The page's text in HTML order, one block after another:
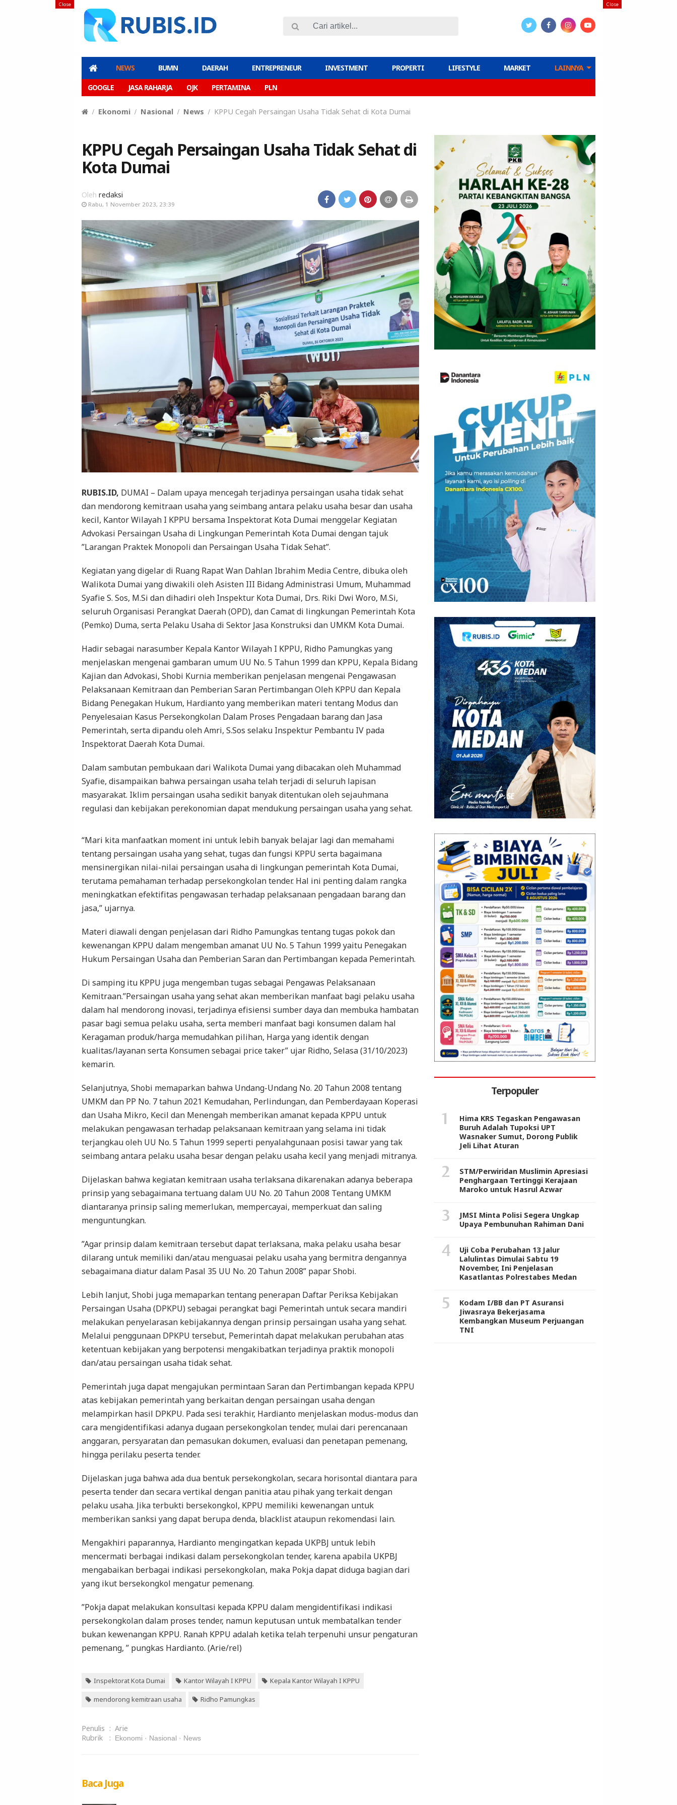
NEWS BUMN DAERAH ENTREPRENEUR INVESTMENT PROPERTI LIFESTYLE MARKET LAINNYA
GOOGLE JASA RAHARJA OJK PERTAMINA PLN
Close
Close
Ekonomi Nasional News KPPU Cegah Persaingan Usaha Tidak Sehat di Kota Dumai
KPPU Cegah Persaingan Usaha Tidak Sehat di
Kota Dumai
Oleh redaksi
Rabu, 1 November 2023, 23:39
RUBIS.ID, DUMAI – Dalam upaya mencegah terjadinya persaingan usaha tidak sehat
dan mendorong kemitraan usaha yang seimbang antara pelaku usaha besar dan usaha
kecil, Kantor Wilayah I KPPU bersama Inspektorat Kota Dumai menggelar Kegiatan
Advokasi Persaingan Usaha di Lingkungan Pemerintah Kota Dumai dengan tajuk
”Larangan Praktek Monopoli dan Persaingan Usaha Tidak Sehat”.
Kegiatan yang digelar di Ruang Rapat Wan Dahlan Ibrahim Media Centre, dibuka oleh
Walikota Dumai yang diwakili oleh Asisten III Bidang Administrasi Umum, Muhammad
Syafie S. Sos, M.Si dan dihadiri oleh Inspektur Kota Dumai, Drs. Riki Dwi Woro, M.Si,
seluruh Organisasi Perangkat Daerah (OPD), dan Camat di lingkungan Pemerintah Kota
(Pemko) Duma, serta Pelaku Usaha di Sektor Jasa Konstruksi dan UMKM Kota Dumai.
Hadir sebagai narasumber Kepala Kantor Wilayah I KPPU, Ridho Pamungkas yang
menjelaskan mengenai gambaran umum UU No. 5 Tahun 1999 dan KPPU, Kepala Bidang
Kajian dan Advokasi, Shobi Kurnia memberikan penjelasan mengenai Pengawasan
Pelaksanaan Kemitraan dan Pemberian Saran Pertimbangan Oleh KPPU dan Kepala
Bidang Penegakan Hukum, Hardianto yang memberikan materi tentang Modus dan
Penyelesaian Kasus Persekongkolan Dalam Proses Pengadaan barang dan Jasa
Pemerintah, serta dipandu oleh Amri, S.Sos selaku Inspektur Pembantu IV pada
Inspektorat Daerah Kota Dumai.
Dalam sambutan pembukaan dari Walikota Dumai yang dibacakan oleh Muhammad
Syafie, disampaikan bahwa persaingan usaha telah terjadi di seluruh lapisan
masyarakat. Iklim persaingan usaha sedikit banyak ditentukan oleh sejauhmana
regulasi dan kebijakan perekonomian dapat mendukung persaingan usaha yang sehat.
“Mari kita manfaatkan moment ini untuk lebih banyak belajar lagi dan memahami
tentang persaingan usaha yang sehat, tugas dan fungsi KPPU serta bagaimana
mensinergikan nilai-nilai persaingan usaha di lingkungan pemerintah Kota Dumai,
terutama pemahaman terhadap persekongkolan tender. Hal ini penting dalam rangka
meningkatkan efektifitas pengawasan terhadap pelaksanaan pengadaan barang dan
jasa,” ujarnya.
Materi diawali dengan penjelasan dari Ridho Pamungkas tentang tugas pokok dan
kewenangan KPPU dalam mengemban amanat UU No. 5 Tahun 1999 yaitu Penegakan
Hukum Persaingan Usaha dan Pemberian Saran dan Pertimbangan kepada Pemerintah.
Di samping itu KPPU juga mengemban tugas sebagai Pengawas Pelaksanaan
Kemitraan.”Persaingan usaha yang sehat akan memberikan manfaat bagi pelaku usaha
dalam hal mendorong inovasi, terjadinya efisiensi sumber daya dan membuka hambatan
pasar bagi semua pelaku usaha, serta memberi manfaat bagi konsumen dalam hal
Keragaman produk/harga memudahkan pilihan, Harga yang identik dengan
kualitas/layanan serta Konsumen sebagai price taker” ujar Ridho, Selasa (31/10/2023)
kemarin.
Selanjutnya, Shobi memaparkan bahwa Undang-Undang No. 20 Tahun 2008 tentang
UMKM dan PP No. 7 tahun 2021 Kemudahan, Perlindungan, dan Pemberdayaan Koperasi
dan Usaha Mikro, Kecil dan Menengah memberikan amanat kepada KPPU untuk
melakukan pengawasan terhadap pelaksanaan kemitraan yang selama ini tidak
terjangkau oleh UU No. 5 Tahun 1999 seperti penyalahgunaan posisi tawar yang tak
seimbang antara pelaku usaha besar dengan pelaku usaha kecil yang menjadi mitranya.
Dijelaskan bahwa kegiatan kemitraan usaha terlaksana dikarenakan adanya beberapa
prinsip yang sebagaimana tertuang dalam UU No. 20 Tahun 2008 Tentang UMKM
diantaranya prinsip saling memerlukan, mempercayai, memperkuat dan saling
menguntungkan.
”Agar prinsip dalam kemitraan tersebut dapat terlaksana, maka pelaku usaha besar
dilarang untuk memiliki dan/atau menguasai pelaku usaha yang bermitra dengannya
sebagaimana diatur dalam Pasal 35 UU No. 20 Tahun 2008” papar Shobi.
Lebih lanjut, Shobi juga memaparkan tentang penerapan Daftar Periksa Kebijakan
Persaingan Usaha (DPKPU) sebagai perangkat bagi Pemerintah untuk secara mandiri
melakukan penyelarasan kebijakannya dengan prinsip persaingan usaha yang sehat.
Melalui penggunaan DPKPU tersebut, Pemerintah dapat melakukan perubahan atas
ketentuan kebijakan yang berpotensi mengakibatkan terjadinya praktik monopoli
dan/atau persaingan usaha tidak sehat.
Pemerintah juga dapat mengajukan permintaan Saran dan Pertimbangan kepada KPPU
atas kebijakan pemerintah yang berkaitan dengan persaingan usaha dengan
melampirkan hasil DPKPU. Pada sesi terakhir, Hardianto menjelaskan modus-modus dan
cara mengidentifikasi adanya dugaan persekongkolan tender, mulai dari perencanaan
anggaran, persyaratan dan pemasukan dokumen, evaluasi dan penetapan pemenang,
hingga perilaku peserta tender.
Dijelaskan juga bahwa ada dua bentuk persekongkolan, secara horisontal diantara para
peserta tender dan secara vertikal dengan panitia atau pihak yang terkait dengan
pelaku usaha. Jika terbukti bersekongkol, KPPU memiliki kewenangan untuk
memberikan sanksi yang dapat berupa denda, blacklist ataupun rekomendasi lain.
Mengakhiri paparannya, Hardianto mengingatkan kepada UKPBJ untuk lebih
mencermati berbagai indikasi dalam persekongkolan tender, karena apabila UKPBJ
mengabaikan berbagai indikasi persekongkolan, maka Pokja dapat diduga bagian dari
yang ikut bersekongkol mengatur pemenang.
”Pokja dapat melakukan konsultasi kepada KPPU dalam mengidentifikasi indikasi
persekongkolan dalam proses tender, namun keputusan untuk membatalkan tender
bukan kewenangan KPPU. Ranah KPPU adalah ketika telah terpenuhi unsur pengaturan
pemenang, ” pungkas Hardianto. (Arie/rel)
Inspektorat Kota Dumai Kantor Wilayah I KPPU Kepala Kantor Wilayah I KPPU
mendorong kemitraan usaha Ridho Pamungkas
Penulis : Arie
Rubrik
: Ekonomi Nasional News
Baca Juga
Terpopuler
Hima KRS Tegaskan Pengawasan
Buruh Adalah Tupoksi UPT
Wasnaker Sumut, Dorong Publik
Jeli Lihat Aturan
STM/Perwiridan Muslimin Apresiasi
Penghargaan Tertinggi Kerajaan
Maroko untuk Hasrul Azwar
JMSI Minta Polisi Segera Ungkap
Upaya Pembunuhan Rahiman Dani
Uji Coba Perubahan 13 Jalur
Lalulintas Dimulai Sabtu 19
November, Ini Penjelasan
Kasatlantas Polrestabes Medan
Kodam I/BB dan PT Asuransi
Jiwasraya Bekerjasama
Kembangkan Museum Perjuangan
TNI